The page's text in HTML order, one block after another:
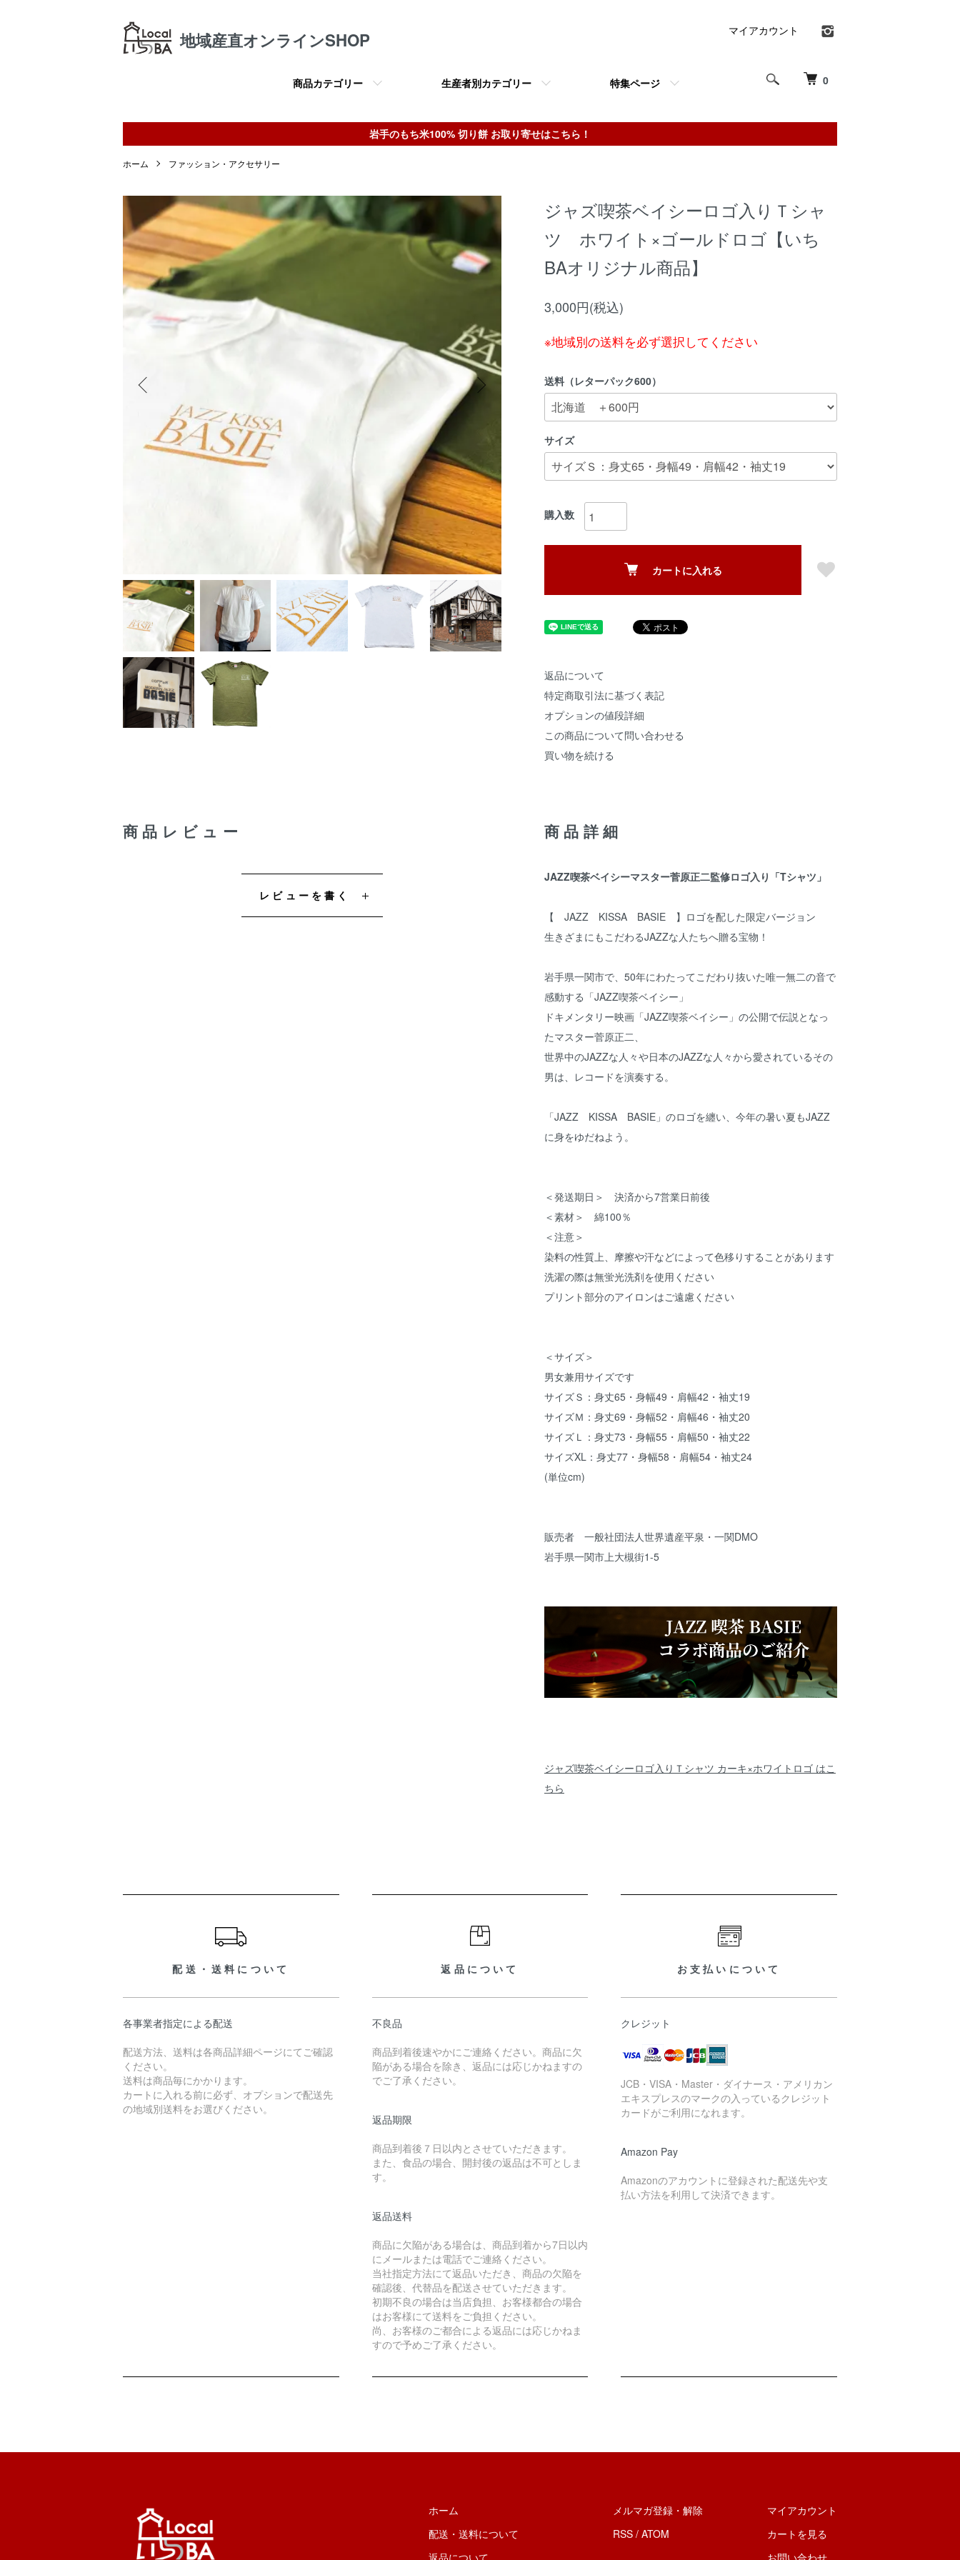
地域産直オンラインSHOP
0
商品カテゴリー 生産者別カテゴリー 特集ページ
マイアカウント
岩手のもち米100% 切り餅 お取り寄せはこちら！
ホーム ファッション・アクセサリー
ジャズ喫茶ベイシーロゴ入りＴシャ
ツ ホワイト×ゴールドロゴ【いち
BAオリジナル商品】
3,000円(税込)
※地域別の送料を必ず選択してください
送料（レターパック600）
サイズ
購入数
カートに入れる
返品について
特定商取引法に基づく表記
オプションの値段詳細
この商品について問い合わせる
買い物を続ける
商品詳細
JAZZ喫茶ベイシーマスター菅原正二監修ロゴ入り「Tシャツ」
【 JAZZ KISSA BASIE 】ロゴを配した限定バージョン
生きざまにもこだわるJAZZな人たちへ贈る宝物！
岩手県一関市で、50年にわたってこだわり抜いた唯一無二の音で
感動する「JAZZ喫茶ベイシー」
ドキメンタリー映画「JAZZ喫茶ベイシー」の公開で伝説となっ
たマスター菅原正二、
世界中のJAZZな人々や日本のJAZZな人々から愛されているその
男は、レコードを演奏する。
「JAZZ KISSA BASIE」のロゴを纏い、今年の暑い夏もJAZZ
に身をゆだねよう。
＜発送期日＞ 決済から7営業日前後
＜素材＞ 綿100％
＜注意＞
染料の性質上、摩擦や汗などによって色移りすることがあります
洗濯の際は無蛍光洗剤を使用ください
プリント部分のアイロンはご遠慮ください
＜サイズ＞
男女兼用サイズです
サイズＳ：身丈65・身幅49・肩幅42・袖丈19
サイズＭ：身丈69・身幅52・肩幅46・袖丈20
サイズＬ：身丈73・身幅55・肩幅50・袖丈22
サイズXL：身丈77・身幅58・肩幅54・袖丈24
(単位cm)
販売者 一般社団法人世界遺産平泉・一関DMO
岩手県一関市上大槻街1-5
ジャズ喫茶ベイシーロゴ入りＴシャツ カーキ×ホワイトロゴ はこ
ちら
商品レビュー
レビューを書く
配送・送料について
各事業者指定による配送
配送方法、送料は各商品詳細ページにてご確認
ください。
送料は商品毎にかかります。
カートに入れる前に必ず、オプションで配送先
の地域別送料をお選びください。
返品について
不良品
商品到着後速やかにご連絡ください。商品に欠
陥がある場合を除き、返品には応じかねますの
でご了承ください。
返品期限
商品到着後７日以内とさせていただきます。
また、食品の場合、開封後の返品は不可としま
す。
返品送料
商品に欠陥がある場合は、商品到着から7日以内
にメールまたは電話でご連絡ください。
当社指定方法にて返品いただき、商品の欠陥を
確認後、代替品を配送させていただきます。
初期不良の場合は当店負担、お客様都合の場合
はお客様にて送料をご負担ください。
尚、お客様のご都合による返品には応じかねま
すので予めご了承ください。
お支払いについて
クレジット
JCB・VISA・Master・ダイナース・アメリカン
エキスプレスのマークの入っているクレジット
カードがご利用になれます。
Amazon Pay
Amazonのアカウントに登録された配送先や支
払い方法を利用して決済できます。
ホーム
配送・送料について
メルマガ登録・解除
RSS / ATOM
マイアカウント
カートを見る